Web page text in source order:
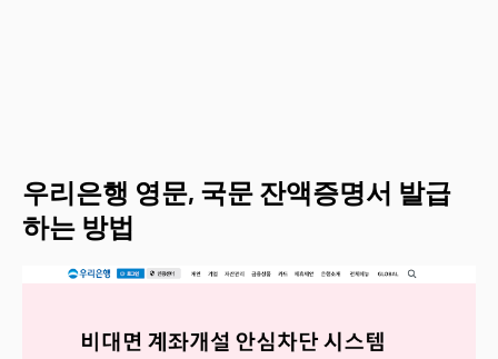
우리은행 영문, 국문 잔액증명서 발급
하는 방법